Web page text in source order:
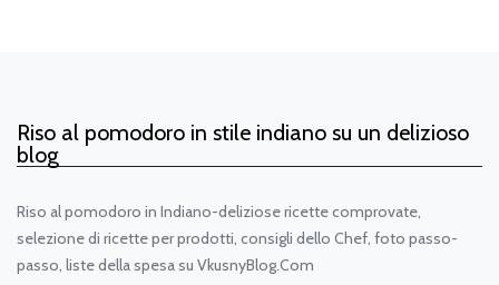
Riso al pomodoro in stile indiano su un delizioso
blog
Riso al pomodoro in Indiano-deliziose ricette comprovate,
selezione di ricette per prodotti, consigli dello Chef, foto passo-
passo, liste della spesa su VkusnyBlog.Com